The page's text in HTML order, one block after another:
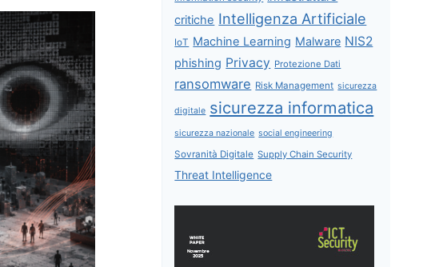
critiche Intelligenza Artificiale
IoT Machine Learning Malware NIS2
phishing Privacy Protezione Dati
ransomware Risk Management sicurezza
digitale sicurezza informatica
sicurezza nazionale social engineering
Sovranità Digitale Supply Chain Security
Threat Intelligence